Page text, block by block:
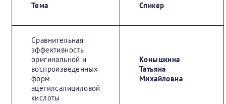
Тема Спикер
Сравнительная
эффективность
оригинальной и
воспроизведенных
форм
ацетилсалициловой
кислоты
Конышкина
Татьяна
Михайловна